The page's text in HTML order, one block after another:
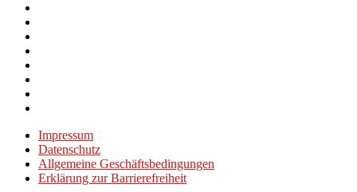
Impressum
Datenschutz
Allgemeine Geschäftsbedingungen
Erklärung zur Barrierefreiheit